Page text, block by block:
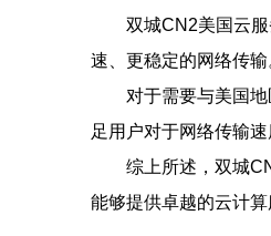
双城CN2美国云
速、更稳定的网络传输
对于需要与美国
足用户对于网络传输速
综上所述，双城
能够提供卓越的云计